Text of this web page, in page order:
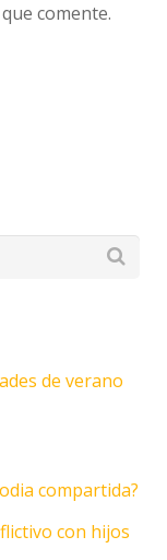
comente.
de verano
compartida?
con hijos